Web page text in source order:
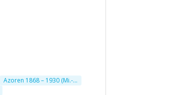
Azoren 1868 – 1930 (Mi.-...